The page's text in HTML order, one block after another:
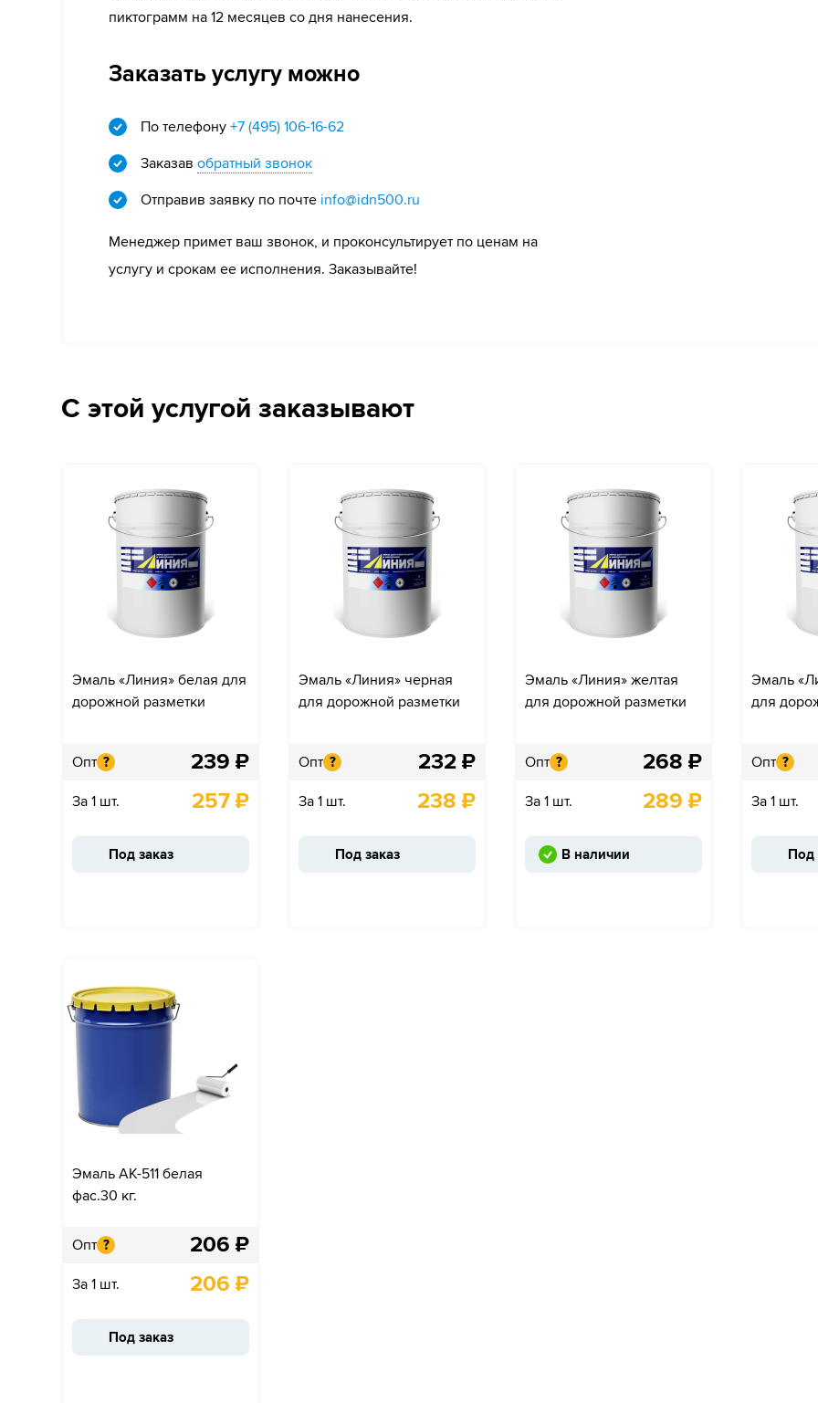
пиктограмм на 12 месяцев со дня нанесения.
Заказать услугу можно
По телефону +7 (495) 106-16-62
Заказав обратный звонок
Отправив заявку по почте info@idn500.ru
Менеджер примет ваш звонок, и проконсультирует по ценам на
услугу и срокам ее исполнения. Заказывайте!
С этой услугой заказывают
Эмаль «Линия» белая для
дорожной разметки
Опт ? 239 ₽
За 1 шт. 257 ₽
Под заказ
Эмаль «Линия» черная
для дорожной разметки
Опт ? 232 ₽
За 1 шт. 238 ₽
Под заказ
Эмаль «Линия» желтая
для дорожной разметки
Опт ? 268 ₽
За 1 шт. 289 ₽
В наличии
Эмаль
для
Опт ?
За 1 шт.
Под
Эмаль АК-511 белая
фас.30 кг.
Опт ? 206 ₽
За 1 шт. 206 ₽
Под заказ